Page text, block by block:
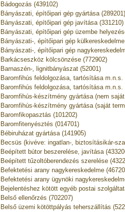
Bádogozás (439102)
Bányászati, építőipari gép gyártása (289201)
Bányászati, építőipari gép javítása (331210)
Bányászati, építőipari gép üzembe
Bányászati-, építőipari gép
Bányászati-, építőipari gép
Barkácseszköz kölcsönzése (772902)
Barnaszén-, lignitbányászat (52001)
Baromfihús feldolgozása, tartósítása
Baromfihús feldolgozása, tartósítása
Baromfihús-készítmény gyártása (nem
Baromfihús-készítmény gyártása (saját
Baromfikopasztás (101202)
Baromfitenyésztés (014701)
Bébiruházat gyártása (141905)
Becsüs (kivéve: ingatlan-, biztosításikár-
Beépített bútor beszerelése, javítása
Beépített tűzoltóberendezés szerelése
Befektetési arany nagykereskedelme
Befektetési arany ügynöki
Bejelentéshez kötött egyéb postai
Belső ellenőrzés (702207)
Belső üzemi kötöttpályás teherszállítás